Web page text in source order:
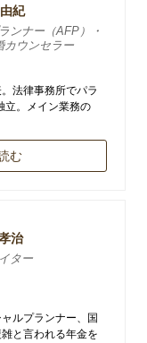
紀
ンナー（AFP）・
カウンセラー
法律事務所でパラ
立。メイン業務の
む
治
ター
ルプランナー、国
と言われる年金を